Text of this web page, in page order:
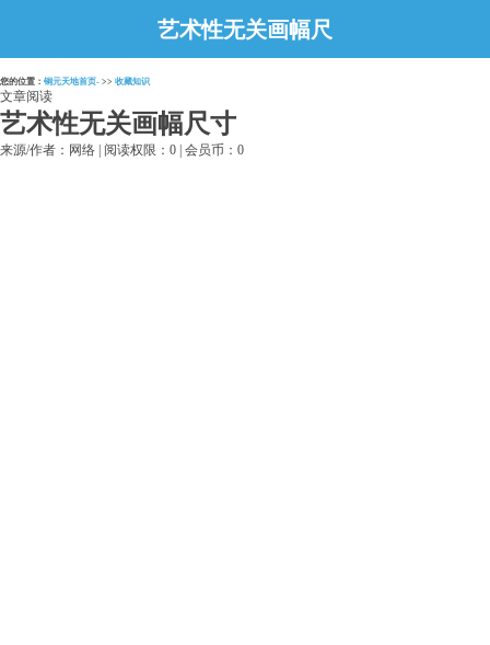
艺术性无关画幅尺
寸
您的位置： 铜元天地首页- >> 收藏知识
文章阅读
艺术性无关画幅尺寸
来源/作者：网络 | 阅读权限：0 | 会员币：0